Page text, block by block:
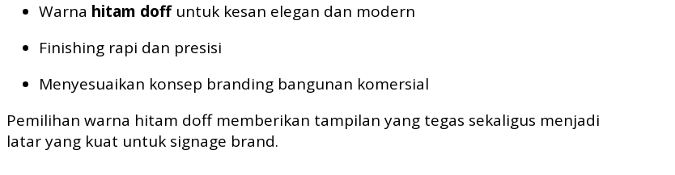
Warna hitam doffuntuk kesan elegan dan modern
Finishing rapi dan presisi
Menyesuaikan konsep branding bangunan komersial
Pemilihan warna hitam doff memberikan tampilan yang tegas sekaligus menjadi
latar yang kuat untuk signage brand.